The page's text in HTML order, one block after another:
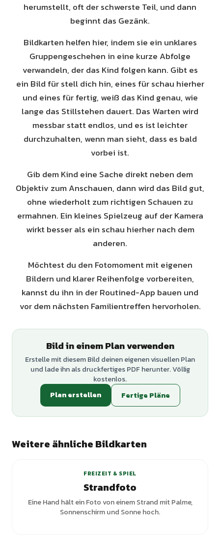
herumstellt, oft der schwerste Teil, und dann
beginnt das Gezänk.
Bildkarten helfen hier, indem sie ein unklares
Gruppengeschehen in eine kurze Abfolge
verwandeln, der das Kind folgen kann. Gibt es
ein Bild für stell dich hin, eines für schau hierher
und eines für fertig, weiß das Kind genau, wie
lange das Stillstehen dauert. Das Warten wird
messbar statt endlos, und es ist leichter
durchzuhalten, wenn man sieht, dass es bald
vorbei ist.
Gib dem Kind eine Sache direkt neben dem
Objektiv zum Anschauen, dann wird das Bild gut,
ohne wiederholt zum richtigen Schauen zu
ermahnen. Ein kleines Spielzeug auf der Kamera
wirkt besser als ein schau hierher nach dem
anderen.
Möchtest du den Fotomoment mit eigenen
Bildern und klarer Reihenfolge vorbereiten,
kannst du ihn in der Routined-App bauen und
vor dem nächsten Familientreffen hervorholen.
Bild in einem Plan verwenden
Erstelle mit diesem Bild deinen eigenen visuellen Plan
und lade ihn als druckfertiges PDF herunter. Völlig
kostenlos.
Plan erstellen
Fertige Pläne
Weitere ähnliche Bildkarten
FREIZEIT & SPIEL
Strandfoto
Eine Hand hält ein Foto von einem Strand mit Palme,
Sonnenschirm und Sonne hoch.